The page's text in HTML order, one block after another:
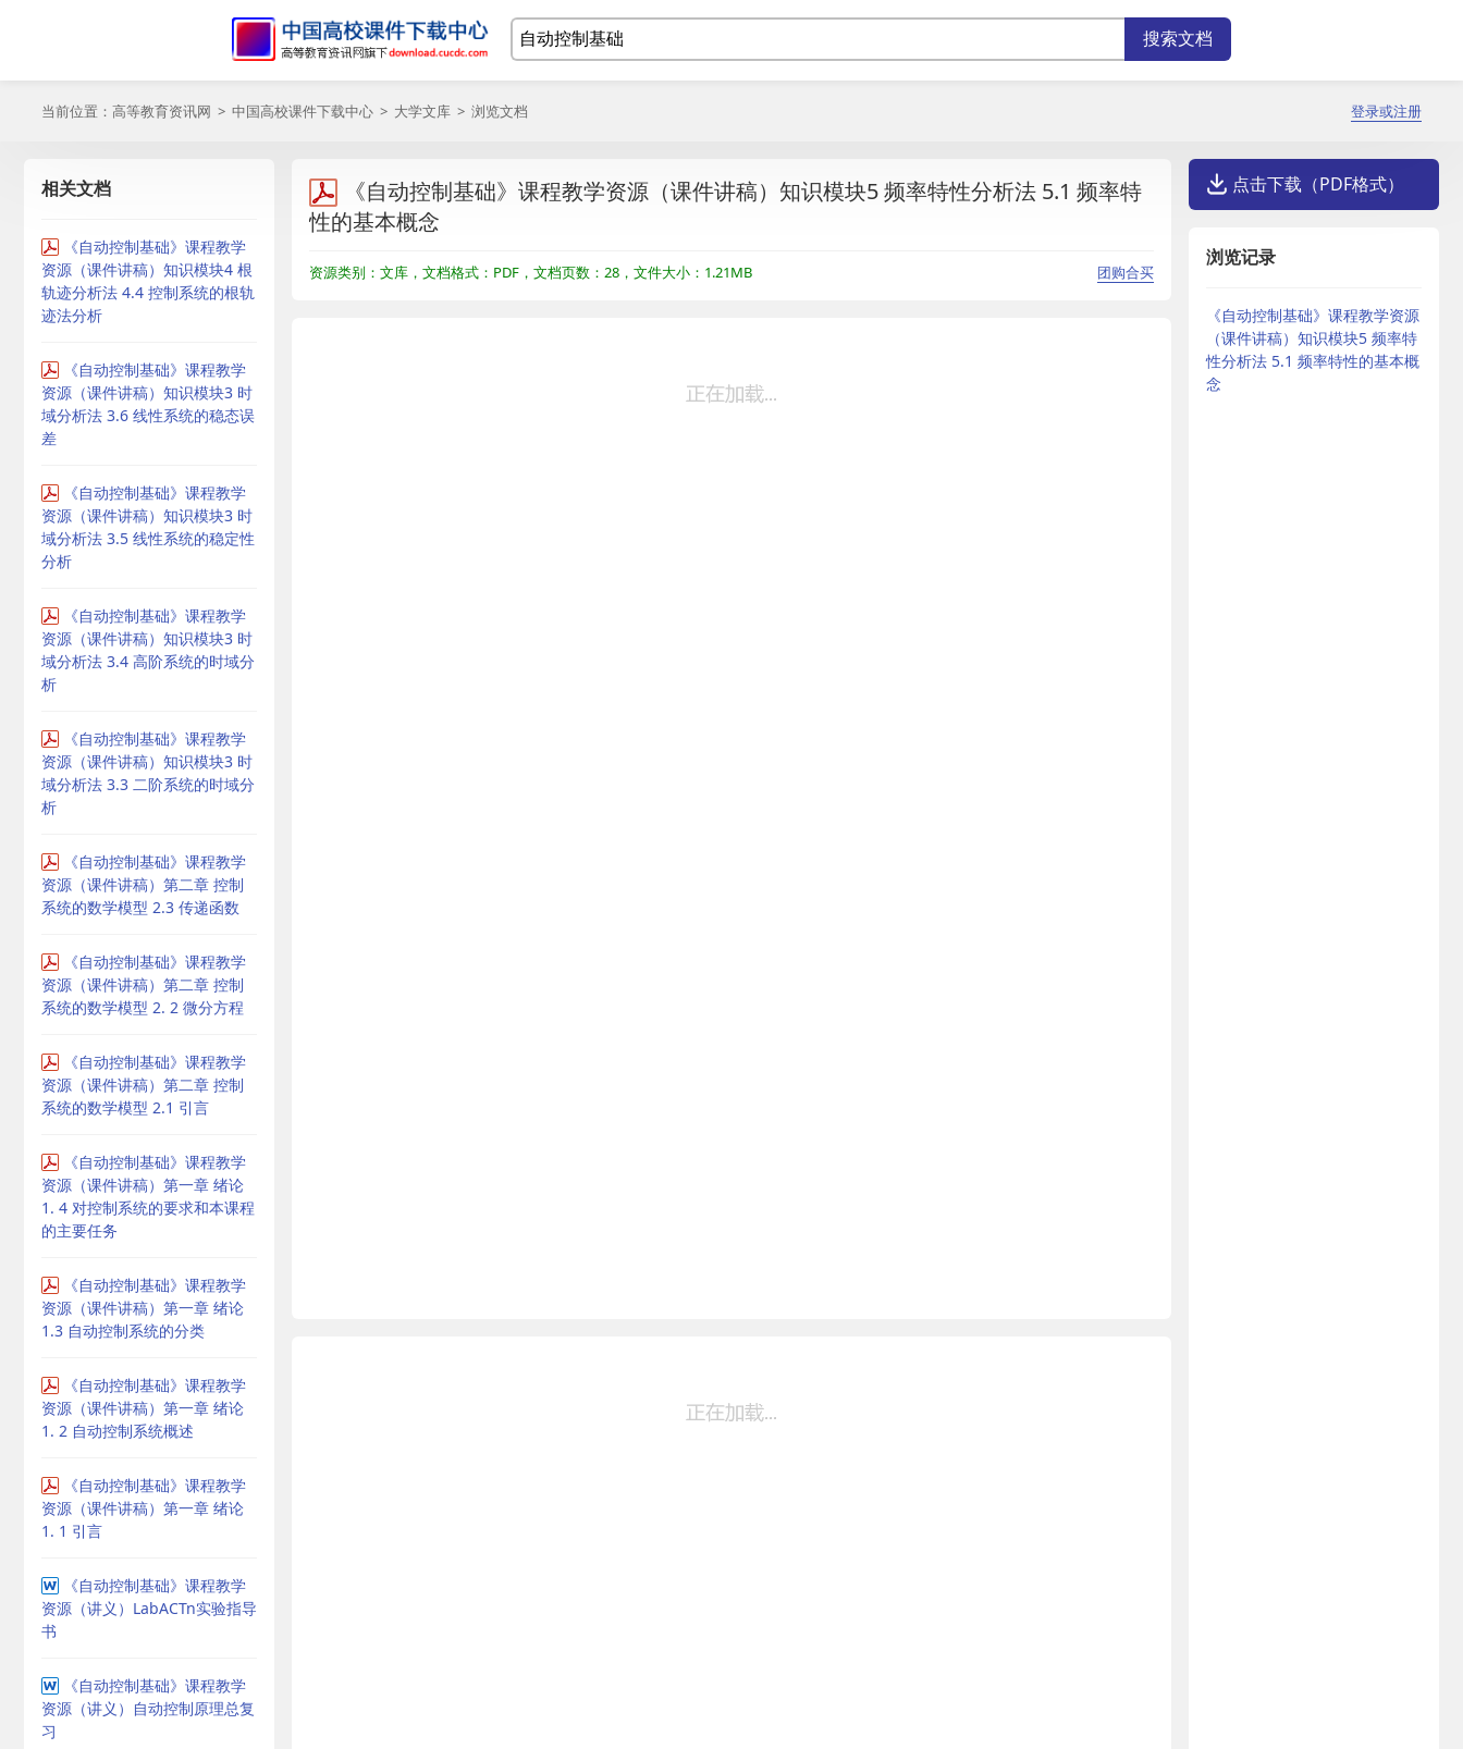
当前位置： 高等教育资讯网 > 中国高校课件下载中心 > 大学文库 > 浏览文档 登录或注册
相关文档
《自动控制基础》课程教学
资源（课件讲稿）知识模块4 根
轨迹分析法 4.4 控制系统的根轨
迹法分析
《自动控制基础》课程教学
资源（课件讲稿）知识模块3 时
域分析法 3.6 线性系统的稳态误
差
《自动控制基础》课程教学
资源（课件讲稿）知识模块3 时
域分析法 3.5 线性系统的稳定性
分析
《自动控制基础》课程教学
资源（课件讲稿）知识模块3 时
域分析法 3.4 高阶系统的时域分
析
《自动控制基础》课程教学
资源（课件讲稿）知识模块3 时
域分析法 3.3 二阶系统的时域分
析
《自动控制基础》课程教学
资源（课件讲稿）第二章 控制
系统的数学模型 2.3 传递函数
《自动控制基础》课程教学
资源（课件讲稿）第二章 控制
系统的数学模型 2. 2 微分方程
《自动控制基础》课程教学
资源（课件讲稿）第二章 控制
系统的数学模型 2.1 引言
《自动控制基础》课程教学
资源（课件讲稿）第一章 绪论
1. 4 对控制系统的要求和本课程
的主要任务
《自动控制基础》课程教学
资源（课件讲稿）第一章 绪论
1.3 自动控制系统的分类
《自动控制基础》课程教学
资源（课件讲稿）第一章 绪论
1. 2 自动控制系统概述
《自动控制基础》课程教学
资源（课件讲稿）第一章 绪论
1. 1 引言
《自动控制基础》课程教学
资源（讲义）LabACTn实验指导
书
《自动控制基础》课程教学
资源（讲义）自动控制原理总复
习
《自动控制基础》课程教学资源（课件讲稿）知识模块5 频率特性分析法 5.1 频率特
性的基本概念
团购合买
资源类别：文库，文档格式：PDF，文档页数：28，文件大小：1.21MB
点击下载（PDF格式）
浏览记录
《自动控制基础》课程教学资源
（课件讲稿）知识模块5 频率特
性分析法 5.1 频率特性的基本概
念